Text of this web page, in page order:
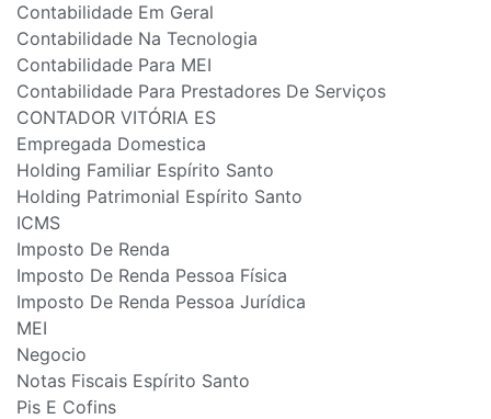
Contabilidade Em Geral
Contabilidade Na Tecnologia
Contabilidade Para MEI
Contabilidade Para Prestadores De Serviços
CONTADOR VITÓRIA ES
Empregada Domestica
Holding Familiar Espírito Santo
Holding Patrimonial Espírito Santo
ICMS
Imposto De Renda
Imposto De Renda Pessoa Física
Imposto De Renda Pessoa Jurídica
MEI
Negocio
Notas Fiscais Espírito Santo
Pis E Cofins